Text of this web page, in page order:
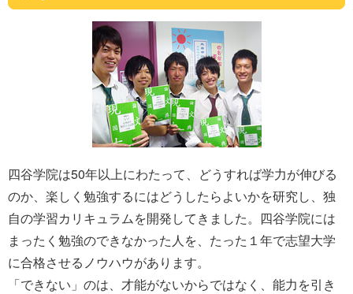
四谷学院は50年以上にわたって、どうすれば学力が伸びる
のか、楽しく勉強するにはどうしたらよいかを研究し、独
自の学習カリキュラムを開発してきました。四谷学院には
まったく勉強のできなかった人を、たった１年で志望大学
に合格させるノウハウがあります。
「できない」のは、才能がないからではなく、能力を引き